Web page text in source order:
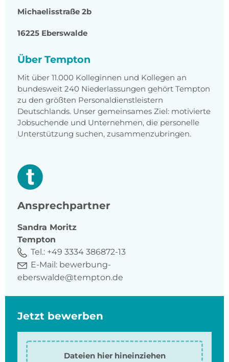
Michaelisstraße 2b
16225 Eberswalde
Über Tempton
Mit über 11.000 Kolleginnen und Kollegen an
bundesweit 240 Niederlassungen gehört Tempton
zu den größten Personaldienstleistern
Deutschlands. Unser gemeinsames Ziel: motivierte
Jobsuchende und Unternehmen, die personelle
Unterstützung suchen, zusammenzubringen.
Ansprechpartner
Sandra Moritz
Tempton
Tel.: +49 3334 386872-13
E-Mail: bewerbung-
eberswalde@tempton.de
Jetzt bewerben
Dateien hier hineinziehen